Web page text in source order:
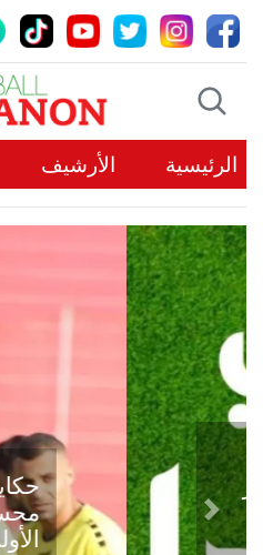
الرئيسية الأرشيف
حكاية نجاح
محسن وتنتهي
الأولىPrevious